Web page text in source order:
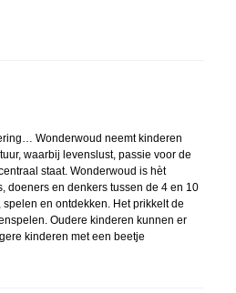
Wonderwoud neemt kinderen
waarbij levenslust, passie voor de
staat. Wonderwoud is hèt
doeners en denkers tussen de 4 en 10
en ontdekken. Het prikkelt de
Oudere kinderen kunnen er
kinderen met een beetje